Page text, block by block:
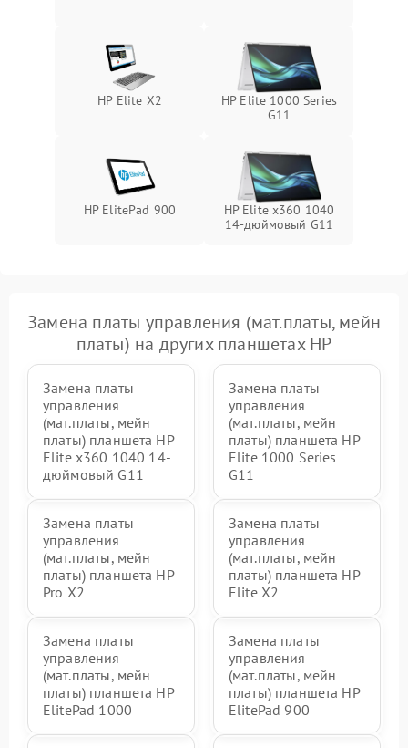
HP Elite X2
HP Elite 1000 Series
G11
HP ElitePad 900
HP Elite x360 1040
14-дюймовый G11
Замена платы управления (мат.платы, мейн
платы) на других планшетах HP
Замена платы
управления
(мат.платы, мейн
платы) планшета HP
Elite x360 1040 14-
дюймовый G11
Замена платы
управления
(мат.платы, мейн
платы) планшета HP
Elite 1000 Series
G11
Замена платы
управления
(мат.платы, мейн
платы) планшета HP
Pro X2
Замена платы
управления
(мат.платы, мейн
платы) планшета HP
Elite X2
Замена платы
управления
(мат.платы, мейн
платы) планшета HP
ElitePad 1000
Замена платы
управления
(мат.платы, мейн
платы) планшета HP
ElitePad 900